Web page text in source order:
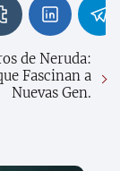
de Neruda:
Fascinan a
Nuevas Gen.